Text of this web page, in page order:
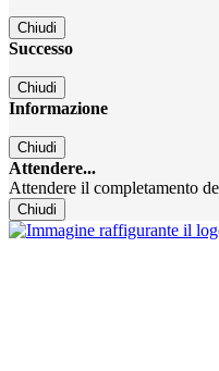
Chiudi
Successo
Chiudi
Informazione
Chiudi
Attendere...
Attendere il completamento
Chiudi